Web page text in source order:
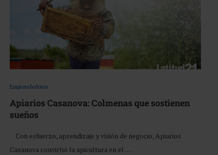
Emprendedores
Apiarios Casanova: Colmenas que sostienen
sueños
Con esfuerzo, aprendizaje y visión de negocio, Apiarios
Casanova convirtió la apicultura en el …